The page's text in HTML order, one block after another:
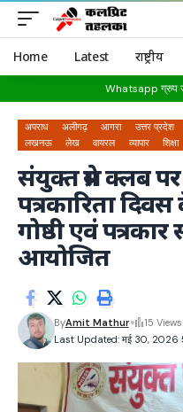
Home Latest राष्ट्रीय
Whatsapp ग्रुप
अपराध अलीगढ़ आगरा उत्तर प्रदेश
लखनऊ
लेख वायरल व्यापार शिक्षा
संयुक्त प्रेस क्लब पर
पत्रकारिता
गोष्ठी एवं
आयोजित
Last Updated: मई 30, 2026
ByAmit Mathur 15 Views